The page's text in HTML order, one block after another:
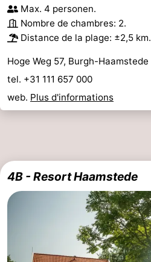
Max. 4 personen.
Nombre de chambres: 2.
Distance de la plage: ±2,5 km.
Hoge Weg 57, Burgh-Haamstede
tel. +31 111 657 000
web. Plus d'informations
4B - Resort Haamstede